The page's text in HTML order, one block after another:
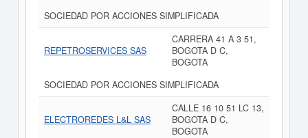
SOCIEDAD POR ACCIONES SIMPLIFICADA
REPETROSERVICES SAS
CARRERA 41 A 3 51,
BOGOTA D C,
BOGOTA
SOCIEDAD POR ACCIONES SIMPLIFICADA
ELECTROREDES L&L SAS
CALLE 16 10 51 LC 13,
BOGOTA D C,
BOGOTA